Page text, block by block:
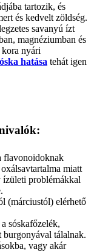
tartozik, és
és kedvelt zöldség.
savanyú ízt
magnéziumban és
kora nyári
hatása tehát igen
flavonoidoknak
miatt
ízületi problémákkal
(márciustól) elérhető
sóskafőzelék,
burgonyával tálalnak.
vagy akár